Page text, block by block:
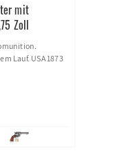
mit
Zoll
Lauf. USA 1873